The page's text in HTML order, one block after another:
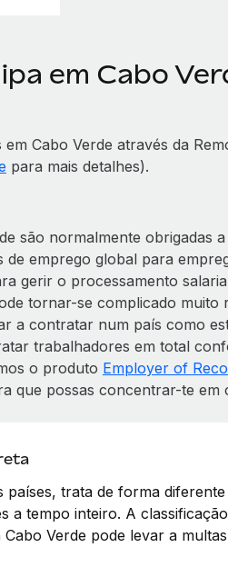
em Cabo
Cabo Verde através da
para mais detalhes).
são normalmente obrigadas
emprego global para
gerir o processamento
tornar-se complicado muito
a contratar num país como
trabalhadores em total
o produto Employer of
que possas concentrar-te
trata de forma
a tempo inteiro. A
Verde pode levar a